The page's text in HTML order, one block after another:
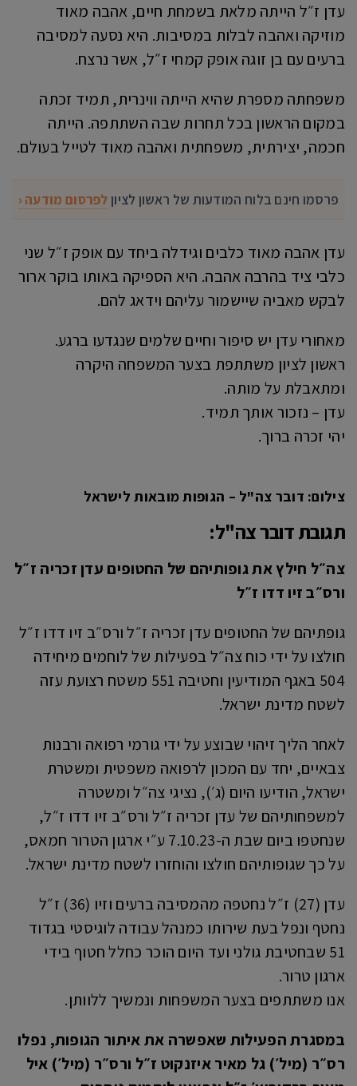
עדן ז״ל הייתה מלאת בשמחת חיים, אהבה מאוד
מוזיקה ואהבה לבלות במסיבות. היא נסעה למסיבה
ברעים עם בן זוגה אופק קמחי ז״ל, אשר נרצח.
משפחתה מספרת שהיא הייתה ווינרית, תמיד זכתה
במקום הראשון בכל תחרות שבה השתתפה. הייתה
חכמה, יצירתית, משפחתית ואהבה מאוד לטייל בעולם.
פרסמו חינם בלוח המודעות של ראשון לציון לפרסום מודעה ‹
עדן אהבה מאוד כלבים וגידלה ביחד עם אופק ז״ל שני
כלבי ציד בהרבה אהבה. היא הספיקה באותו בוקר ארור
לבקש מאביה שיישמור עליהם וידאג להם.
מאחורי עדן יש סיפור וחיים שלמים שנגדעו ברגע.
ראשון לציון משתתפת בצער המשפחה היקרה
ומתאבלת על מותה.
עדן – נזכור אותך תמיד.
יהי זכרה ברוך.
צילום: דובר צה"ל – הגופות מובאות לישראל
תגובת דובר צה"ל:
צה״ל חילץ את גופותיהם של החטופים עדן זכריה ז״ל
ורס״ב זיו דדו ז״ל
גופתיהם של החטופים עדן זכריה ז״ל ורס״ב זיו דדו ז״ל
חולצו על ידי כוח צה״ל בפעילות של לוחמים מיחידה
504 באגף המודיעין וחטיבה 551 משטח רצועת עזה
לשטח מדינת ישראל.
לאחר הליך זיהוי שבוצע על ידי גורמי רפואה ורבנות
צבאיים, יחד עם המכון לרפואה משפטית ומשטרת
ישראל, הודיעו היום (ג׳), נציגי צה״ל ומשטרה
למשפחותיהם של עדן זכריה ז״ל ורס״ב זיו דדו ז״ל,
שנחטפו ביום שבת ה-7.10.23 ע״י ארגון הטרור חמאס,
על כך שגופותיהם חולצו והוחזרו לשטח מדינת ישראל.
עדן (27) ז״ל נחטפה מהמסיבה ברעים וזיו (36) ז״ל
נחטף ונפל בעת שירותו כמנהל עבודה לוגיסטי בגדוד
51 שבחטיבת גולני ועד היום הוכר כחלל חטוף בידי
ארגון טרור.
אנו משתתפים בצער המשפחות ונמשיך ללוותן.
במסגרת הפעילות שאפשרה את איתור הגופות, נפלו
רס״ר (מיל׳) גל מאיר איזנקוט ז״ל ורס״ר (מיל׳) איל